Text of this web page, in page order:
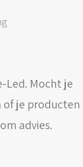
Led. Mocht je
of je producten
advies.